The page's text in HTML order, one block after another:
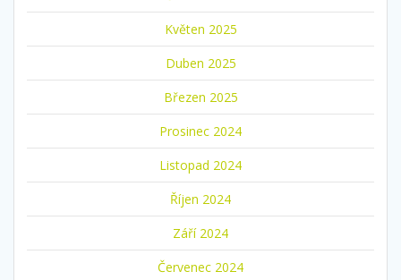
Květen 2025
Duben 2025
Březen 2025
Prosinec 2024
Listopad 2024
Říjen 2024
Září 2024
Červenec 2024